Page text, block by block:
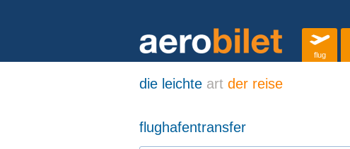
flug
die leichte art der reise
flughafentransfer